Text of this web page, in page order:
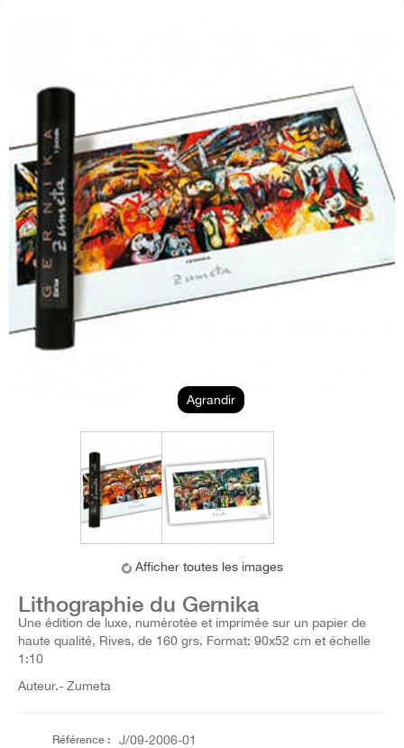
Agrandir
Afficher toutes les images
Lithographie du Gernika
Une édition de luxe, numérotée et imprimée sur un papier de
haute qualité, Rives, de 160 grs. Format: 90x52 cm et échelle
1:10
Auteur.- Zumeta
Référence : J/09-2006-01